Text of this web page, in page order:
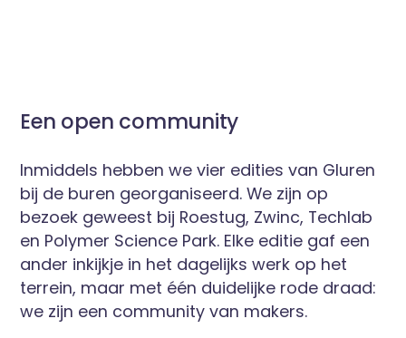
Een open community
Inmiddels hebben we vier edities van Gluren
bij de buren georganiseerd. We zijn op
bezoek geweest bij Roestug, Zwinc, Techlab
en Polymer Science Park. Elke editie gaf een
ander inkijkje in het dagelijks werk op het
terrein, maar met één duidelijke rode draad:
we zijn een community van makers.